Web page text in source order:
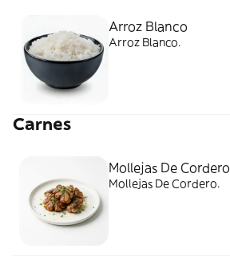
Arroz Blanco
Arroz Blanco.
Carnes
Mollejas De Cordero
Mollejas De Cordero.